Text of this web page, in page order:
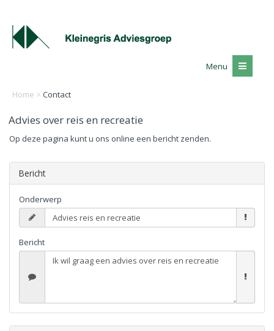
Menu
Home > Contact
Advies over reis en recreatie